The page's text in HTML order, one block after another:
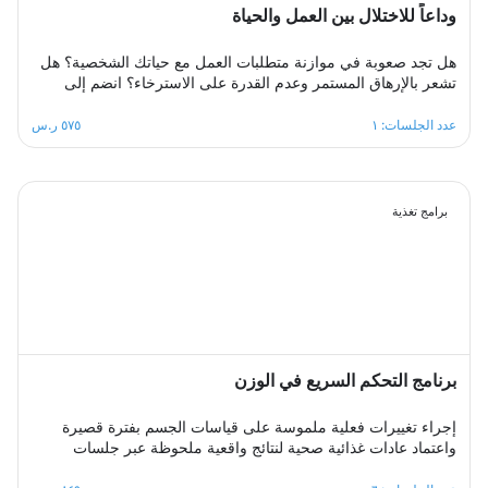
وداعاً للاختلال بين العمل والحياة
هل تجد صعوبة في موازنة متطلبات العمل مع حياتك الشخصية؟ هل
تشعر بالإرهاق المستمر وعدم القدرة على الاسترخاء؟ انضم إلى
من خلال مشاركة تجاربك مع الآخرين، تبادل الحلول، وتطبيق
استراتيجيات فعالة لتحقيق الانسجام بين العمل والحياة في بيئة
عدد الجلسات: ١ ٥٧٥ ر.س
برامج تغذية
برنامج التحكم السريع في الوزن
إجراء تغييرات فعلية ملموسة على قياسات الجسم بفترة قصيرة
واعتماد عادات غذائية صحية لنتائج واقعية ملحوظة عبر جلسات